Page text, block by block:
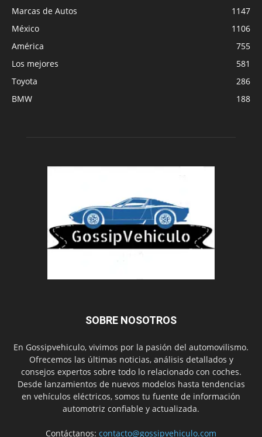
Marcas de Autos
1147
México
1106
América
755
Los mejores
581
Toyota
286
BMW
188
SOBRE NOSOTROS
En Gossipvehiculo, vivimos por la pasión del automovilismo.
Ofrecemos las últimas noticias, análisis detallados y
consejos expertos sobre todo lo relacionado con coches.
Desde lanzamientos de nuevos modelos hasta tendencias
en vehículos eléctricos, somos tu fuente de información
automotriz confiable y actualizada.
Contáctanos: contacto@gossipvehiculo.com